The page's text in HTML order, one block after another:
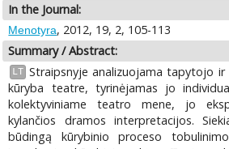
In the Journal:
Menotyra, 2012, 19, 2, 105-113
Summary / Abstract:
LT Straipsnyje analizuojama tapytojo
kūryba teatre, tyrinėjamas jo
kolektyviniame teatro mene, jo
kylančios dramos interpretacijos.
būdingą kūrybinio proceso